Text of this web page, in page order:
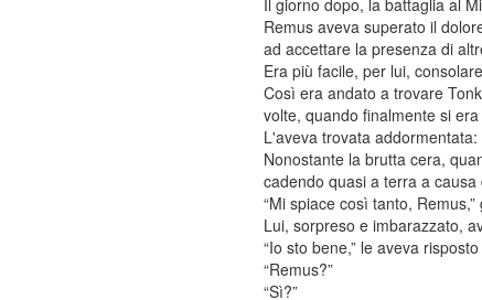
Il giorno dopo, la battaglia al
Remus aveva superato il
ad accettare la presenza di
Era più facile, per lui,
Così era andato a trovare
volte, quando finalmente si
L'aveva trovata
Nonostante la brutta cera,
cadendo quasi a terra a
“Mi spiace così tanto,
Lui, sorpreso e imbarazzato,
“Io sto bene,” le aveva
“Remus?”
“Sì?”